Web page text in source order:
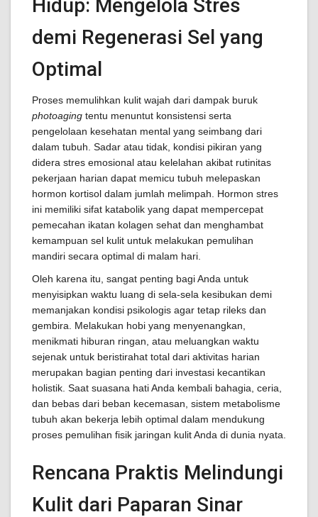
Hidup: Mengelola Stres
demi Regenerasi Sel yang
Optimal
Proses memulihkan kulit wajah dari dampak buruk
photoaging tentu menuntut konsistensi serta
pengelolaan kesehatan mental yang seimbang dari
dalam tubuh. Sadar atau tidak, kondisi pikiran yang
didera stres emosional atau kelelahan akibat rutinitas
pekerjaan harian dapat memicu tubuh melepaskan
hormon kortisol dalam jumlah melimpah. Hormon stres
ini memiliki sifat katabolik yang dapat mempercepat
pemecahan ikatan kolagen sehat dan menghambat
kemampuan sel kulit untuk melakukan pemulihan
mandiri secara optimal di malam hari.
Oleh karena itu, sangat penting bagi Anda untuk
menyisipkan waktu luang di sela-sela kesibukan demi
memanjakan kondisi psikologis agar tetap rileks dan
gembira. Melakukan hobi yang menyenangkan,
menikmati hiburan ringan, atau meluangkan waktu
sejenak untuk beristirahat total dari aktivitas harian
merupakan bagian penting dari investasi kecantikan
holistik. Saat suasana hati Anda kembali bahagia, ceria,
dan bebas dari beban kecemasan, sistem metabolisme
tubuh akan bekerja lebih optimal dalam mendukung
proses pemulihan fisik jaringan kulit Anda di dunia nyata.
Rencana Praktis Melindungi
Kulit dari Paparan Sinar